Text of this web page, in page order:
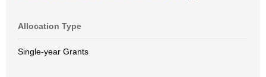
Allocation Type
Single-year Grants